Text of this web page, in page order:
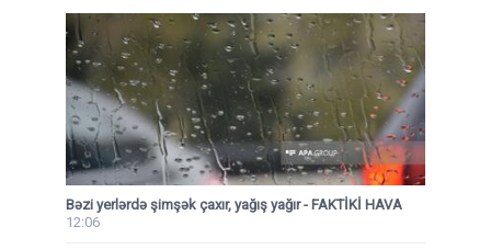
Bəzi yerlərdə şimşək çaxır, yağış yağır - FAKTİKİ HAVA
12:06